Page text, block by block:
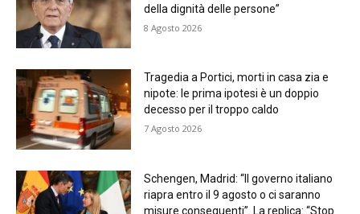
della dignità delle persone”
8 Agosto 2026
Tragedia a Portici, morti in casa zia e
nipote: le prima ipotesi è un doppio
decesso per il troppo caldo
7 Agosto 2026
Schengen, Madrid: “Il governo italiano
riapra entro il 9 agosto o ci saranno
misure conseguenti”. La replica: “Stop